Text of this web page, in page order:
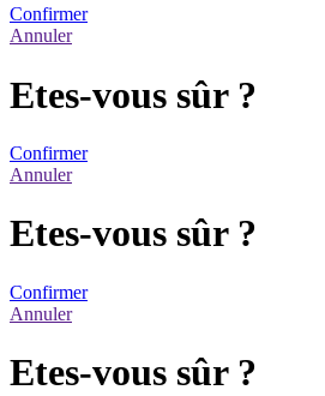
Confirmer
Annuler
Etes-vous sûr ?
Confirmer
Annuler
Etes-vous sûr ?
Confirmer
Annuler
Etes-vous sûr ?